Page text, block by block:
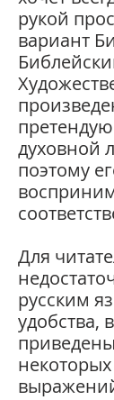
рукой
вариант
духовной
поэтому
Для
русским